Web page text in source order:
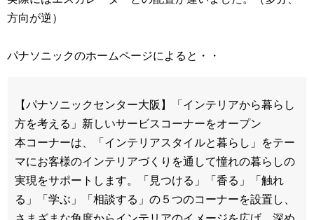
方向が逆）
パナソニックのホームページによると・・
【パナソニックセンター大阪】「インテリアから暮らし
方を考える」新しいサービスコーナーをオープン
本コーナーは、「インテリアスタイルと暮らし」をテー
マにお客様のインテリアづくりを通して憧れの暮らしの
実現をサポートします。「見つける」「香る」「触れ
る」「学ぶ」「相談する」の５つのコーナーを設置し、